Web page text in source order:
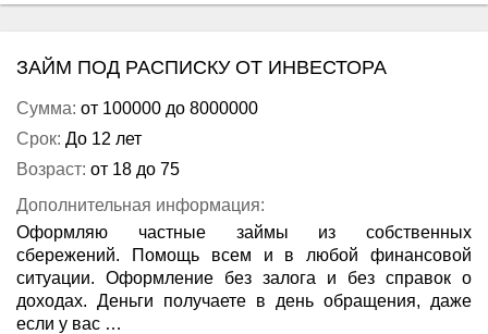
ЗАЙМ ПОД РАСПИСКУ ОТ ИНВЕСТОРА
Сумма: от 100000 до 8000000
Срок: До 12 лет
Возраст: от 18 до 75
Дополнительная информация:
Оформляю частные займы из собственных
сбережений. Помощь всем и в любой финансовой
ситуации. Оформление без залога и без справок о
доходах. Деньги получаете в день обращения, даже
если у вас …